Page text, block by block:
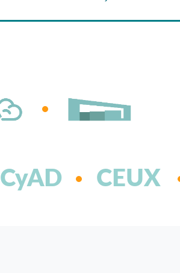
CyAD CEUX